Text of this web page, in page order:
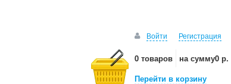
Войти Регистрация
0 товаров на сумму0 р.
Перейти в корзину